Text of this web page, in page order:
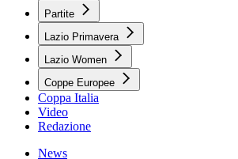
Partite
Lazio Primavera
Lazio Women
Coppe Europee
Coppa Italia
Video
Redazione
News